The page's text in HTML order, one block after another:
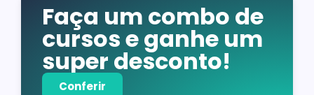
Faça um combo de
cursos e ganhe um
super desconto!
Conferir